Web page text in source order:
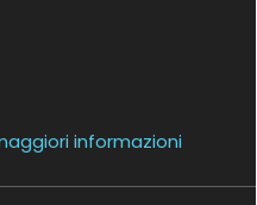
informazioni